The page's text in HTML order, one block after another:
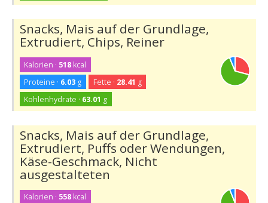
Snacks, Mais auf der Grundlage,
Extrudiert, Chips, Reiner
Kalorien · 518 kcal
Proteine · 6.03 g Fette · 28.41 g
Kohlenhydrate · 63.01 g
Snacks, Mais auf der Grundlage,
Extrudiert, Puffs oder Wendungen,
Käse-Geschmack, Nicht
ausgestalteten
Kalorien · 558 kcal